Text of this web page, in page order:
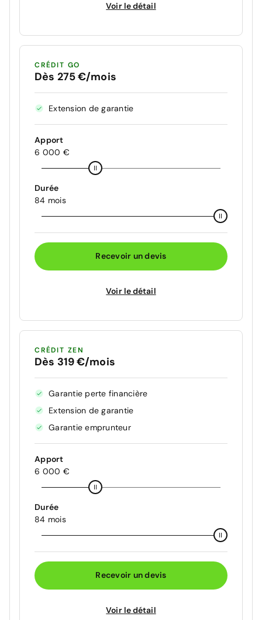
Voir le détail
CRÉDIT GO
Dès 275 €/mois
Extension de garantie
Apport
6 000 €
Durée
84 mois
Recevoir un devis
Voir le détail
CRÉDIT ZEN
Dès 319 €/mois
Garantie perte financière
Extension de garantie
Garantie emprunteur
Apport
6 000 €
Durée
84 mois
Recevoir un devis
Voir le détail